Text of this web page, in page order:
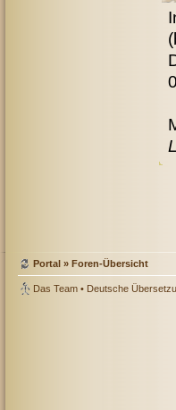
Portal » Foren-Übersicht
Das Team • Deutsche